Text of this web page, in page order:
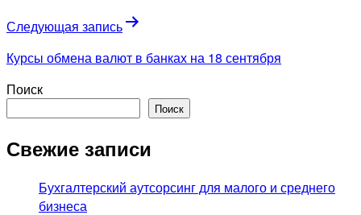
Следующая запись
Курсы обмена валют в банках на 18 сентября
Поиск
Поиск
Свежие записи
Бухгалтерский аутсорсинг для малого и среднего
бизнеса